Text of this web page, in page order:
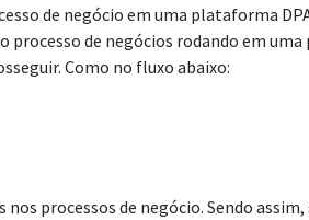
de negócio em uma plataforma
de negócios rodando em
Como no fluxo abaixo:
processos de negócio. Sendo assim,